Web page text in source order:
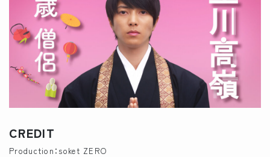
CREDIT
Production：soket ZERO